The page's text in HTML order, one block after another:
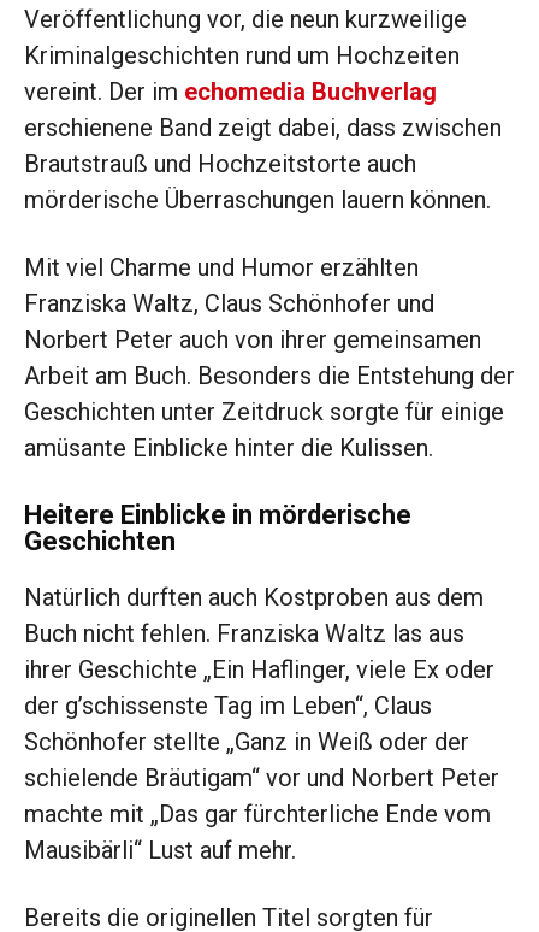
Veröffentlichung vor, die neun kurzweilige
Kriminalgeschichten rund um Hochzeiten
vereint. Der im echomedia Buchverlag
erschienene Band zeigt dabei, dass zwischen
Brautstrauß und Hochzeitstorte auch
mörderische Überraschungen lauern können.
Mit viel Charme und Humor erzählten
Franziska Waltz, Claus Schönhofer und
Norbert Peter auch von ihrer gemeinsamen
Arbeit am Buch. Besonders die Entstehung der
Geschichten unter Zeitdruck sorgte für einige
amüsante Einblicke hinter die Kulissen.
Heitere Einblicke in mörderische
Geschichten
Natürlich durften auch Kostproben aus dem
Buch nicht fehlen. Franziska Waltz las aus
ihrer Geschichte „Ein Haflinger, viele Ex oder
der g’schissenste Tag im Leben“, Claus
Schönhofer stellte „Ganz in Weiß oder der
schielende Bräutigam“ vor und Norbert Peter
machte mit „Das gar fürchterliche Ende vom
Mausibärli“ Lust auf mehr.
Bereits die originellen Titel sorgten für